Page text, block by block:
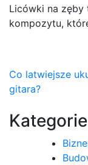
Licówki na zęby
kompozytu,
wpisu
Co latwiejsze
gitara?
Kategorie